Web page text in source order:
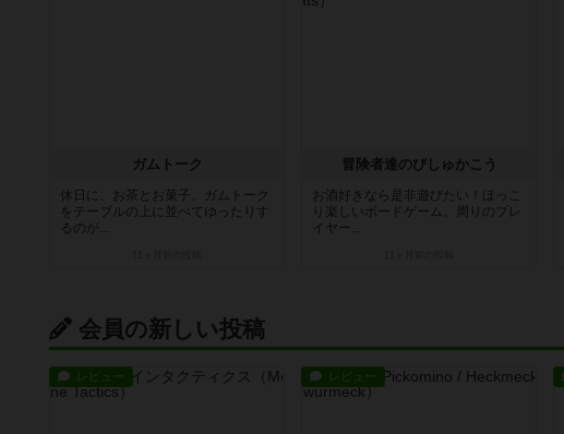
ガムトーク
休日に、お茶とお菓子、ガムトーク
をテーブルの上に並べてゆったりす
るのが...
冒険者達のびしゅかこう
お酒好きなら是非遊びたい！ほっこ
り楽しいボードゲーム。周りのプレ
イヤー...
会員の新しい投稿
レビュー レビュー